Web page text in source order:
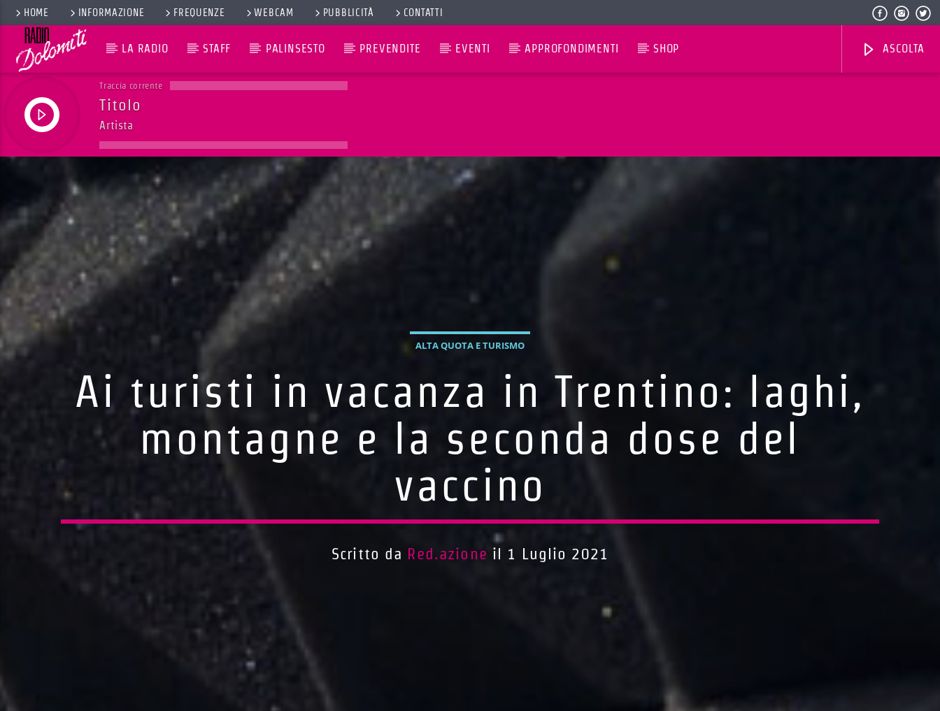
HOME INFORMAZIONE FREQUENZE WEBCAM PUBBLICITÀ CONTATTI
LA RADIO STAFF PALINSESTO PREVENDITE EVENTI APPROFONDIMENTI SHOP ASCOLTA
Traccia corrente
Titolo
Artista
ALTA QUOTA E TURISMO
Ai turisti in vacanza in Trentino: laghi,
montagne e la seconda dose del
vaccino
Scritto da Red.azione il 1 Luglio 2021